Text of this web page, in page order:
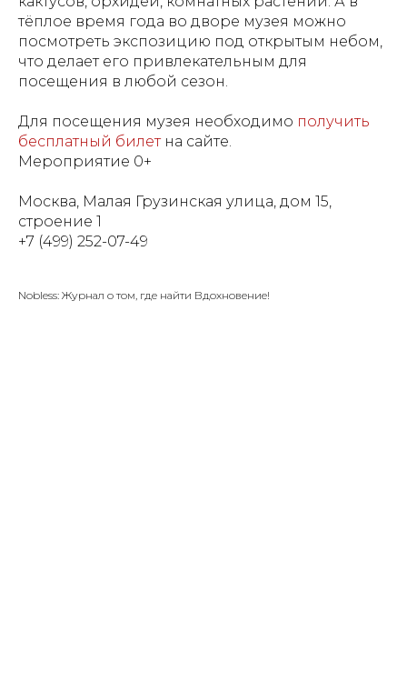
тёплое время года во дворе музея можно
посмотреть экспозицию под открытым небом,
что делает его привлекательным для
посещения в любой сезон.
Для посещения музея необходимо получить
бесплатный билетна сайте.
Мероприятие 0+
Москва, Малая Грузинская улица, дом 15,
строение 1
+7 (499) 252-07-49
Nobless: Журнал о том, где найти Вдохновение!